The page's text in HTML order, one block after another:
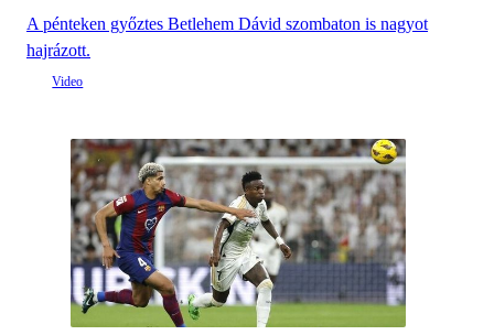
A pénteken győztes Betlehem Dávid szombaton is nagyot
hajrázott.